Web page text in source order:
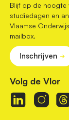
Blijf op de hoogte
studiedagen en
Vlaamse
mailbox.
Inschrijven
Volg de Vlor